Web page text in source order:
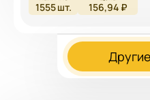
1555шт. 156,94 ₽